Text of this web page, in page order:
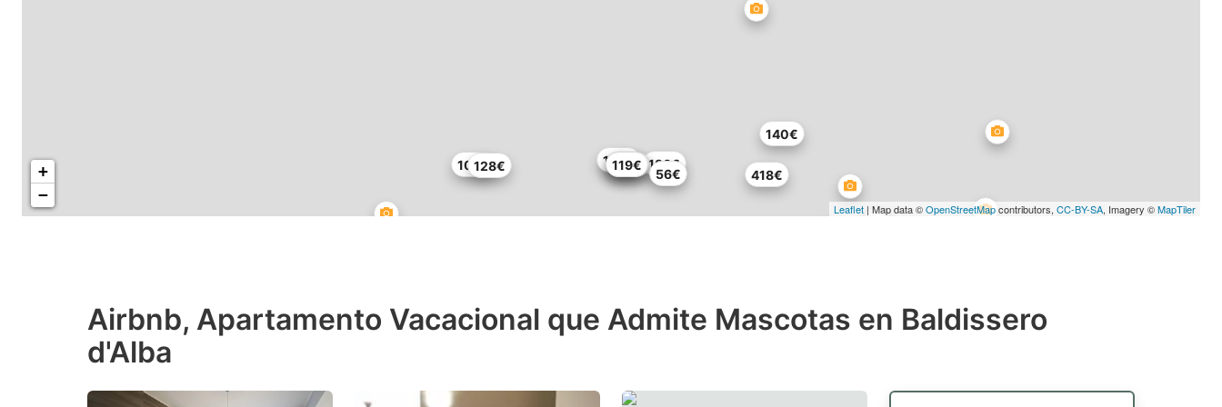
186€
107€
107€
117€
119€
56€
140€
418€
128€
100€
+
−
Leaflet | Map data ©OpenStreetMapcontributors, CC-BY-SA, Imagery ©MapTiler
Airbnb, Apartamento Vacacional que Admite Mascotas en Baldissero
d'Alba